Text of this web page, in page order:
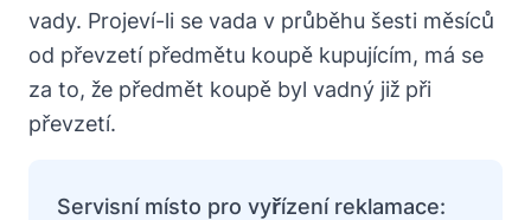
vady. Projeví-li se vada v průběhu šesti měsíců
od převzetí předmětu koupě kupujícím, má se
za to, že předmět koupě byl vadný již při
převzetí.
Servisní místo pro vyřízení reklamace: